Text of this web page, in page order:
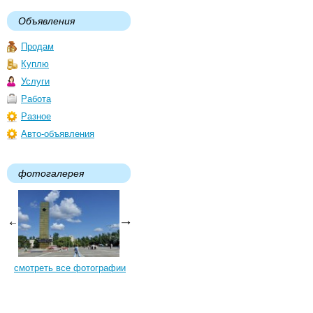
Объявления
Продам
Куплю
Услуги
Работа
Разное
Авто-объявления
фотогалерея
смотреть все фотографии